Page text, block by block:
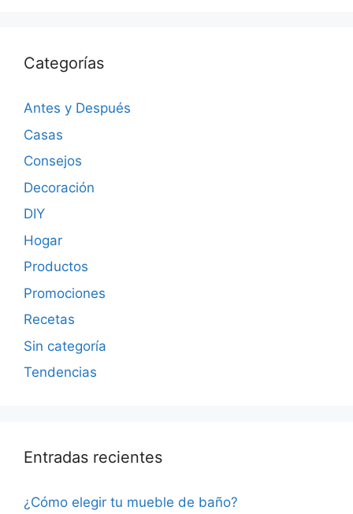
Categorías
Antes y Después
Casas
Consejos
Decoración
DIY
Hogar
Productos
Promociones
Recetas
Sin categoría
Tendencias
Entradas recientes
¿Cómo elegir tu mueble de baño?